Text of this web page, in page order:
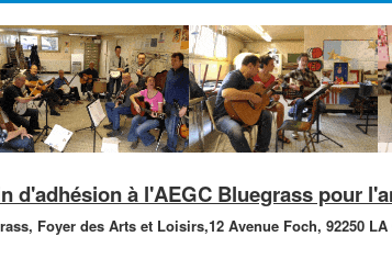
d'adhésion à l'AEGC Bluegrass pour
Foyer des Arts et Loisirs,12 Avenue Foch, 92250